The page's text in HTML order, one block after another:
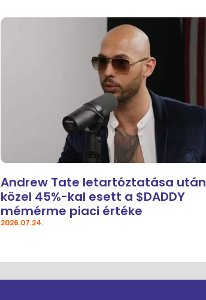
Andrew Tate letartóztatása után
közel 45%-kal esett a $DADDY
mémérme piaci értéke
2026.07.24.